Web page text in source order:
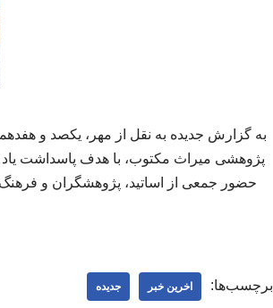
به گزارش جدیده به نقل از مهر، یکصد و
پژوهشی میراث مکتوب، با هدف پاسداشت یاد
حضور جمعی از اساتید، پژوهشگران و
برچسب‌ها: اخرین خبر جدیده